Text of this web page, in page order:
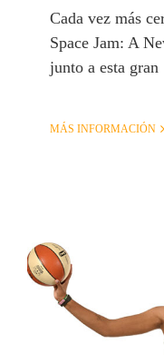
Cada vez más
Space Jam: A
junto a esta gran
MÁS INFORMACIÓN